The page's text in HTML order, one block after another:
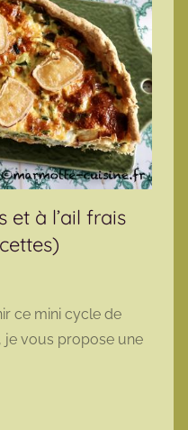
et à l’ail frais
ce mini cycle de
je vous propose une